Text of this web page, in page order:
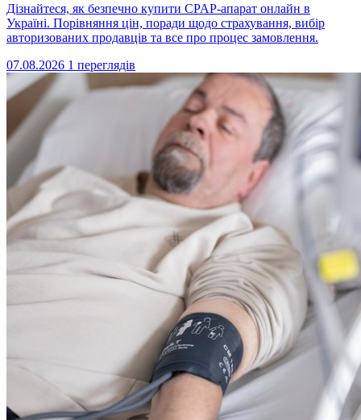
Дізнайтеся, як безпечно купити CPAP-апарат онлайн в
Україні. Порівняння цін, поради щодо страхування, вибір
авторизованих продавців та все про процес замовлення.
07.08.2026 1 переглядів